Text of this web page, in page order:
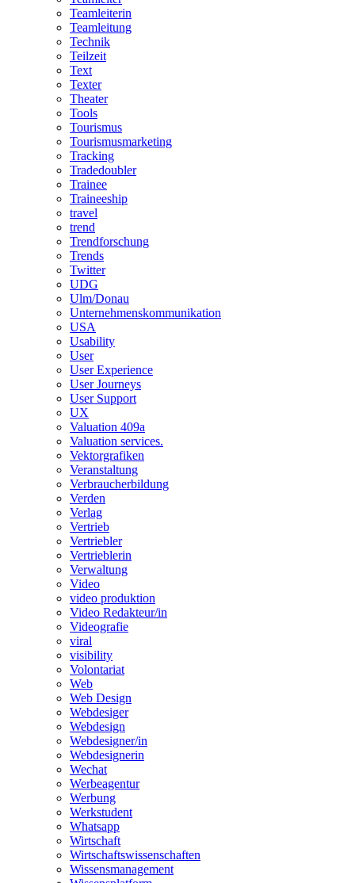
Teamleiterin
Teamleitung
Technik
Teilzeit
Text
Texter
Theater
Tools
Tourismus
Tourismusmarketing
Tracking
Tradedoubler
Trainee
Traineeship
travel
trend
Trendforschung
Trends
Twitter
UDG
Ulm/Donau
Unternehmenskommunikation
USA
Usability
User
User Experience
User Journeys
User Support
UX
Valuation 409a
Valuation services.
Vektorgrafiken
Veranstaltung
Verbraucherbildung
Verden
Verlag
Vertrieb
Vertriebler
Vertrieblerin
Verwaltung
Video
video produktion
Video Redakteur/in
Videografie
viral
visibility
Volontariat
Web
Web Design
Webdesiger
Webdesign
Webdesigner/in
Webdesignerin
Wechat
Werbeagentur
Werbung
Werkstudent
Whatsapp
Wirtschaft
Wirtschaftswissenschaften
Wissensmanagement